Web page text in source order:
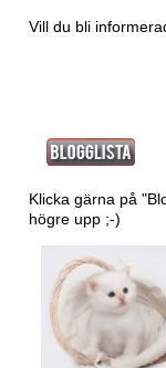
Vill du bli
Klicka gärna på
högre upp ;-)